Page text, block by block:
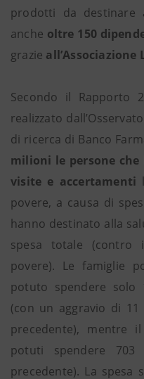
prodotti da destinare
anche oltre 150
grazie
Secondo il Rapporto
realizzato
di ricerca di Banco
milioni le persone
visite e accertamenti
povere, a causa di
hanno destinato alla
spesa totale (contro
povere). Le famiglie
potuto spendere solo
(con un aggravio di
precedente), mentre
potuti spendere 703
precedente). La spesa